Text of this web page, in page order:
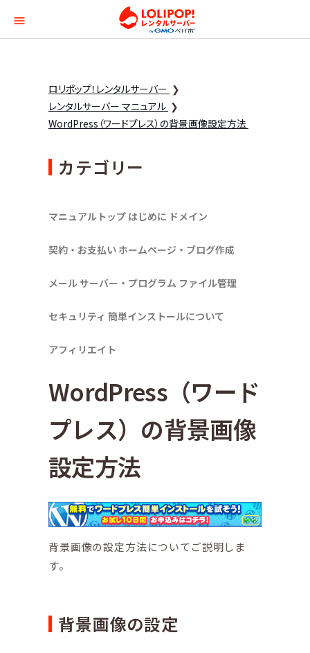
ロリポップ！レンタル
ロリポップ！レンタルサーバー
レンタルサーバー マニュアル
WordPress（ワードプレス）の背景画像設定方法
カテゴリー
マニュアルトップ はじめに ドメイン
契約・お支払い ホームページ・ブログ作成
メールサーバー・プログラム ファイル管理
セキュリティ 簡単インストールについて
アフィリエイト
WordPress（ワード
プレス）の背景画像
設定方法
背景画像の設定方法についてご説明しま
す。
背景画像の設定